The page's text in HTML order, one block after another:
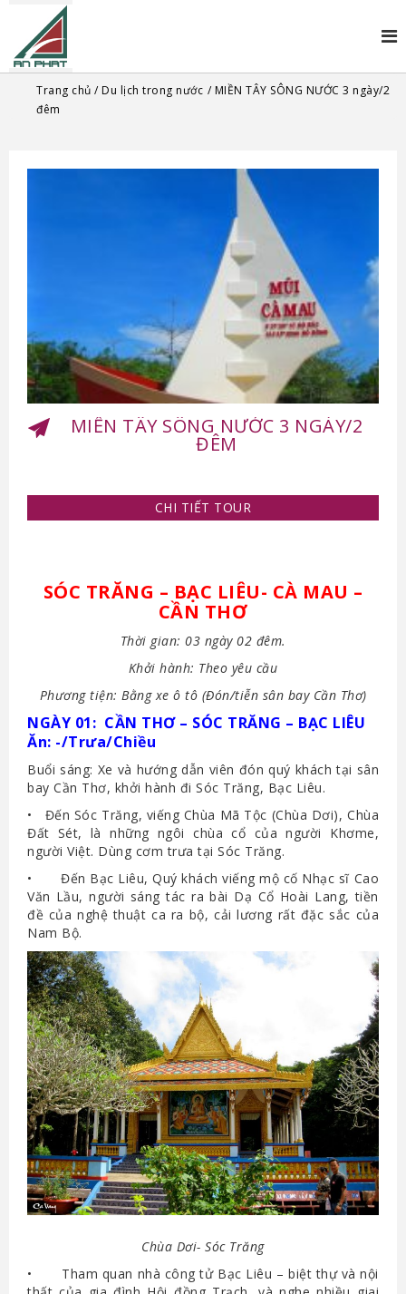
Trang chủ Du lịch trong nước
MIỀN TÂY SÔNG NƯỚC 3 ngày/2
đêm
MIỀN TÂY SÔNG NƯỚC 3 NGÀY/2
ĐÊM
CHI TIẾT TOUR
SÓC TRĂNG – BẠC LIÊU- CÀ MAU –
CẦN THƠ
Thời gian: 03 ngày 02 đêm.
Khởi hành: Theo yêu cầu
Phương tiện: Bằng xe ô tô (Đón/tiễn sân bay Cần Thơ)
NGÀY 01: CẦN THƠ – SÓC TRĂNG – BẠC LIÊU
Ăn: -/Trưa/Chiều
Buổi sáng: Xe và hướng dẫn viên đón quý khách tại sân
bay Cần Thơ, khởi hành đi Sóc Trăng, Bạc Liêu.
• Đến Sóc Trăng, viếng Chùa Mã Tộc (Chùa Dơi), Chùa
Đất Sét, là những ngôi chùa cổ của người Khơme,
người Việt. Dùng cơm trưa tại Sóc Trăng.
• Đến Bạc Liêu, Quý khách viếng mộ cố Nhạc sĩ Cao
Văn Lầu, người sáng tác ra bài Dạ Cổ Hoài Lang, tiền
đề của nghệ thuật ca ra bộ, cải lương rất đặc sắc của
Nam Bộ.
Chùa Dơi- Sóc Trăng
• Tham quan nhà công tử Bạc Liêu – biệt thự và nội